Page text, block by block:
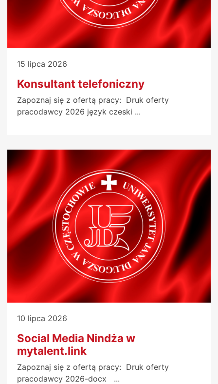
15 lipca 2026
Konsultant telefoniczny
Zapoznaj się z ofertą pracy: Druk oferty
pracodawcy 2026 język czeski ...
10 lipca 2026
Social Media Nindża w
mytalent.link
Zapoznaj się z ofertą pracy: Druk oferty
pracodawcy 2026-docx ...